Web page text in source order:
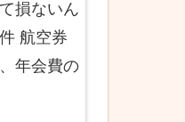
損ないん
航空券
年会費の